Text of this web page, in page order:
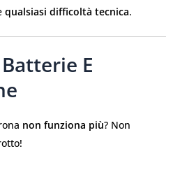
qualsiasi difficoltà tecnica.
E
non funziona più? Non